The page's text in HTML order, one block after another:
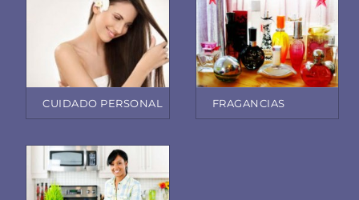
CUIDADO PERSONAL FRAGANCIAS